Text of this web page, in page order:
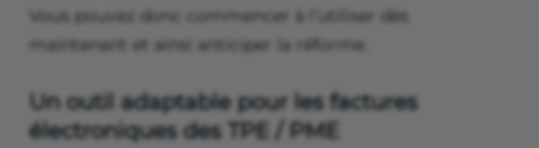
Vous pouvez donc commencer à l’utiliser dès
maintenant et ainsi anticiper la réforme.
Un outil adaptable pour les factures
électroniques des TPE / PME